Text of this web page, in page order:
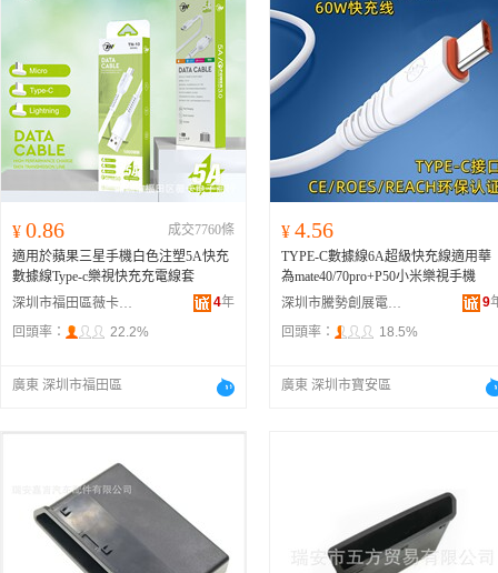
¥ 0.86
成交7760條
適用於蘋果三星手機白色注塑5A快充
數據線Type-c樂視快充充電線套
深圳市福田區薇卡電子商行
4年
回頭率：
22.2%
廣東 深圳市福田區
¥ 4.56
TYPE-C數據線6A超級快充線適用華
為mate40/70pro+P50小米樂視手機
深圳市騰勢創展電子有限公司
9
回頭率：
18.5%
廣東 深圳市寶安區